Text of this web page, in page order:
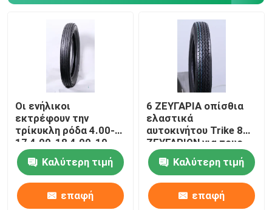
Οι ενήλικοι
εκτρέφουν την
τρίκυκλη ρόδα 4.00-
17 4.00-18 4.00-19
4.50-17 4.50-18 5.00-
16 6 ΖΕΥΓΑΡΙΑ 8
ΖΕΥΓΑΡΙΑ
προσαρμοσμένου TT
EMARK
Καλύτερη τιμή
επαφή
6 ΖΕΥΓΑΡΙΑ οπίσθια
ελαστικά
αυτοκινήτου Trike 8
ΖΕΥΓΑΡΙΩΝ για τους
ενηλίκους 3.75-12
J838 TT που
προσαρμόζονται
Καλύτερη τιμή
επαφή